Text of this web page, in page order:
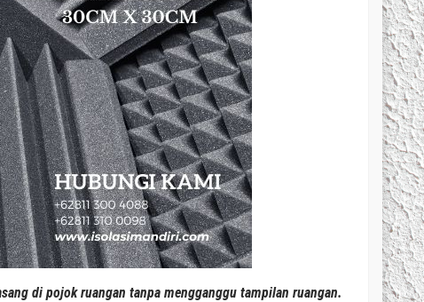
di pojok ruangan tanpa mengganggu tampilan ruangan.